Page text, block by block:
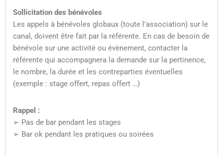
Sollicitation des bénévoles
Les appels à bénévoles globaux (toute l’association) sur le
canal, doivent être fait par la référente. En cas de besoin de
bénévole sur une activité ou évènement, contacter la
référente qui accompagnera la demande sur la pertinence,
le nombre, la durée et les contreparties éventuelles
(exemple : stage offert, repas offert …)
Rappel :
➢ Pas de bar pendant les stages
➢ Bar ok pendant les pratiques ou soirées